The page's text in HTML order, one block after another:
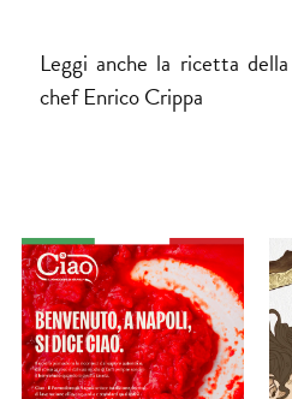
Leggi anche la ricetta
chef Enrico Crippa